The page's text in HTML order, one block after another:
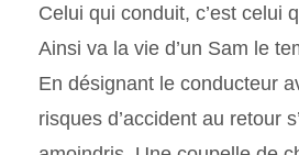
Celui qui conduit, c’est celui
Ainsi va la vie d’un Sam le
En désignant le conducteur
risques d’accident au retour